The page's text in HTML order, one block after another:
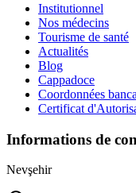
Institutionnel
Nos médecins
Tourisme de santé
Actualités
Blog
Cappadoce
Coordonnées
Certificat
Informations de
Nevşehir